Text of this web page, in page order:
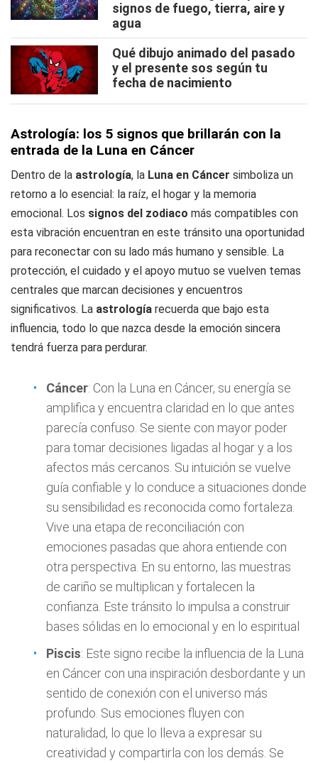
signos de fuego, tierra, aire y
agua
Qué dibujo animado del pasado
y el presente sos según tu
fecha de nacimiento
Astrología: los 5 signos que brillarán con la
entrada de la Luna en Cáncer
Dentro de la astrología, la Luna en Cáncer simboliza un
retorno a lo esencial: la raíz, el hogar y la memoria
emocional. Los signos del zodiaco más compatibles con
esta vibración encuentran en este tránsito una oportunidad
para reconectar con su lado más humano y sensible. La
protección, el cuidado y el apoyo mutuo se vuelven temas
centrales que marcan decisiones y encuentros
significativos. La astrología recuerda que bajo esta
influencia, todo lo que nazca desde la emoción sincera
tendrá fuerza para perdurar.
Cáncer: Con la Luna en Cáncer, su energía se
amplifica y encuentra claridad en lo que antes
parecía confuso. Se siente con mayor poder
para tomar decisiones ligadas al hogar y a los
afectos más cercanos. Su intuición se vuelve
guía confiable y lo conduce a situaciones donde
su sensibilidad es reconocida como fortaleza.
Vive una etapa de reconciliación con
emociones pasadas que ahora entiende con
otra perspectiva. En su entorno, las muestras
de cariño se multiplican y fortalecen la
confianza. Este tránsito lo impulsa a construir
bases sólidas en lo emocional y en lo espiritual
Piscis: Este signo recibe la influencia de la Luna
en Cáncer con una inspiración desbordante y un
sentido de conexión con el universo más
profundo. Sus emociones fluyen con
naturalidad, lo que lo lleva a expresar su
creatividad y compartirla con los demás. Se